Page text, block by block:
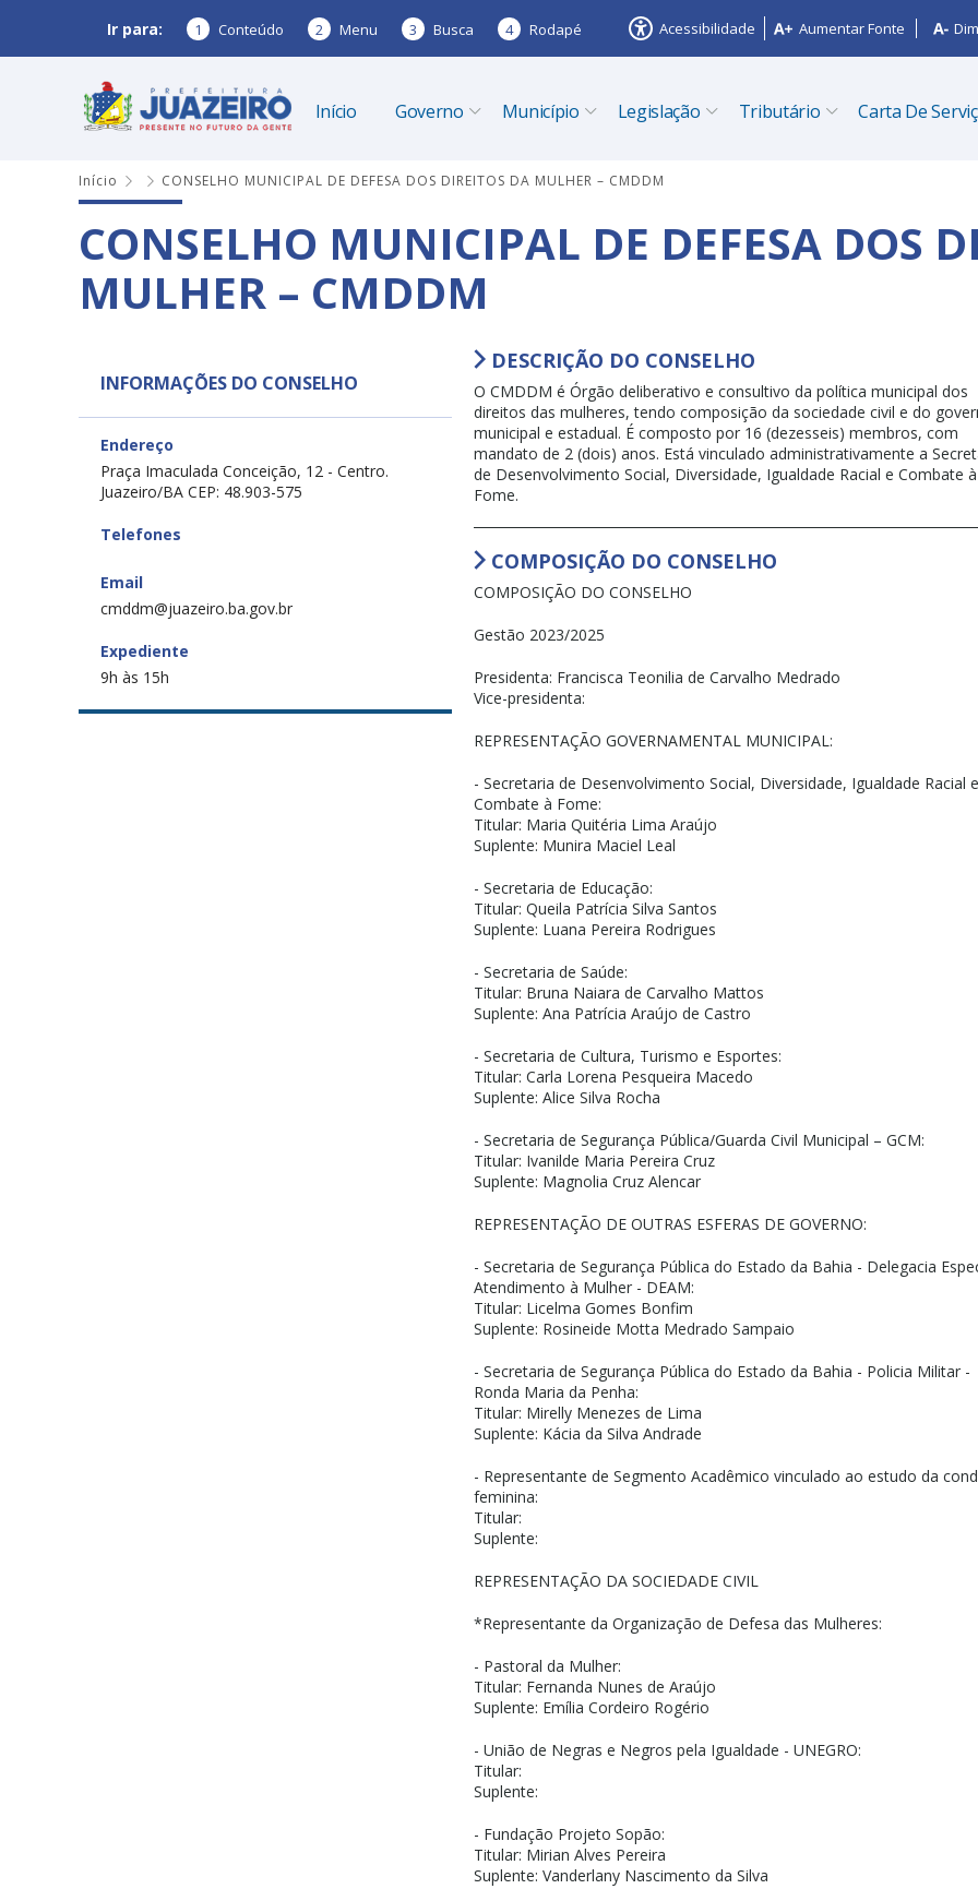
Ir para: 1 Conteúdo 2 Menu 3 Busca 4 Rodapé Acessibilidade Aumentar Fonte
Início Governo Município Legislação Tributário Carta De
Início CONSELHO MUNICIPAL DE DEFESA DOS DIREITOS DA MULHER – CMDDM
CONSELHO MUNICIPAL DE DEFESA DOS
MULHER – CMDDM
INFORMAÇÕES DO CONSELHO
Endereço
Praça Imaculada Conceição, 12 - Centro.
Juazeiro/BA CEP: 48.903-575
Telefones
Email
cmddm@juazeiro.ba.gov.br
Expediente
9h às 15h
DESCRIÇÃO DO CONSELHO
O CMDDM é Órgão deliberativo e consultivo da política municipal dos
direitos das mulheres, tendo composição da sociedade civil e do
municipal e estadual. É composto por 16 (dezesseis) membros, com
mandato de 2 (dois) anos. Está vinculado administrativamente a
de Desenvolvimento Social, Diversidade, Igualdade Racial e Combate à
Fome.
COMPOSIÇÃO DO CONSELHO
COMPOSIÇÃO DO CONSELHO
Gestão 2023/2025
Presidenta: Francisca Teonilia de Carvalho Medrado
Vice-presidenta:
REPRESENTAÇÃO GOVERNAMENTAL MUNICIPAL:
- Secretaria de Desenvolvimento Social, Diversidade, Igualdade Racial e
Combate à Fome:
Titular: Maria Quitéria Lima Araújo
Suplente: Munira Maciel Leal
- Secretaria de Educação:
Titular: Queila Patrícia Silva Santos
Suplente: Luana Pereira Rodrigues
- Secretaria de Saúde:
Titular: Bruna Naiara de Carvalho Mattos
Suplente: Ana Patrícia Araújo de Castro
- Secretaria de Cultura, Turismo e Esportes:
Titular: Carla Lorena Pesqueira Macedo
Suplente: Alice Silva Rocha
- Secretaria de Segurança Pública/Guarda Civil Municipal – GCM:
Titular: Ivanilde Maria Pereira Cruz
Suplente: Magnolia Cruz Alencar
REPRESENTAÇÃO DE OUTRAS ESFERAS DE GOVERNO:
- Secretaria de Segurança Pública do Estado da Bahia - Delegacia
Atendimento à Mulher - DEAM:
Titular: Licelma Gomes Bonfim
Suplente: Rosineide Motta Medrado Sampaio
- Secretaria de Segurança Pública do Estado da Bahia - Policia Militar -
Ronda Maria da Penha:
Titular: Mirelly Menezes de Lima
Suplente: Kácia da Silva Andrade
- Representante de Segmento Acadêmico vinculado ao estudo da
feminina:
Titular:
Suplente:
REPRESENTAÇÃO DA SOCIEDADE CIVIL
*Representante da Organização de Defesa das Mulheres:
- Pastoral da Mulher:
Titular: Fernanda Nunes de Araújo
Suplente: Emília Cordeiro Rogério
- União de Negras e Negros pela Igualdade - UNEGRO:
Titular:
Suplente:
- Fundação Projeto Sopão:
Titular: Mirian Alves Pereira
Suplente: Vanderlany Nascimento da Silva